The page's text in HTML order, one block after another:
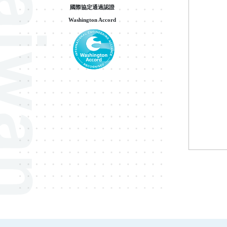
國際協定通過認證
Washington Accord